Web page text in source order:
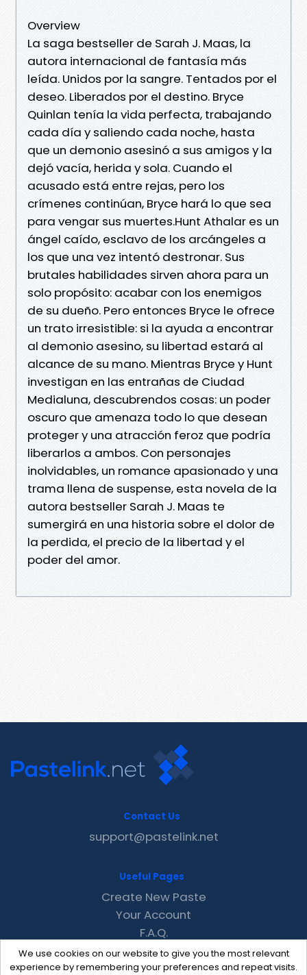
Overview
La saga bestseller de Sarah J. Maas, la
autora internacional de fantasía más
leída. Unidos por la sangre. Tentados por el
deseo. Liberados por el destino. Bryce
Quinlan tenía la vida perfecta, trabajando
cada día y saliendo cada noche, hasta
que un demonio asesinó a sus amigos y la
dejó vacía, herida y sola. Cuando el
acusado está entre rejas, pero los
crímenes continúan, Bryce hará lo que sea
para vengar sus muertes.Hunt Athalar es un
ángel caído, esclavo de los arcángeles a
los que una vez intentó destronar. Sus
brutales habilidades sirven ahora para un
solo propósito: acabar con los enemigos
de su dueño. Pero entonces Bryce le ofrece
un trato irresistible: si la ayuda a encontrar
al demonio asesino, su libertad estará al
alcance de su mano. Mientras Bryce y Hunt
investigan en las entrañas de Ciudad
Medialuna, descubrendos cosas: un poder
oscuro que amenaza todo lo que desean
proteger y una atracción feroz que podría
liberarlos a ambos. Con personajes
inolvidables, un romance apasionado y una
trama llena de suspense, esta novela de la
autora bestseller Sarah J. Maas te
sumergirá en una historia sobre el dolor de
la perdida, el precio de la libertad y el
poder del amor.
We use cookies on our website to give you the most relevant
experience by remembering your preferences and repeat visits.
Contact Us
support@pastelink.net
Useful Pages
Create New Paste
Your Account
F.A.Q.
Recent
Contact